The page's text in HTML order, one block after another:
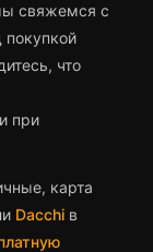
свяжемся с
покупкой
что
при
карта
Dacchi в